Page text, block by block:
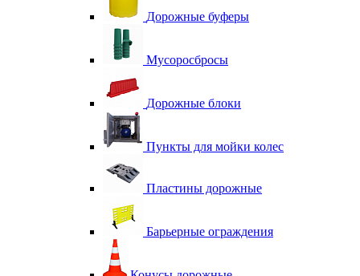
Дорожные буферы
Мусоросбросы
Дорожные блоки
Пункты для мойки колес
Пластины дорожные
Барьерные ограждения